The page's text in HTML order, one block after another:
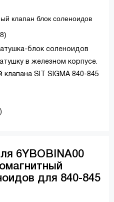
клапан блок соленоидов
блок соленоидов
в железном корпусе.
клапана SIT SIGMA 840-845
6YBOBINA00
для 840-845